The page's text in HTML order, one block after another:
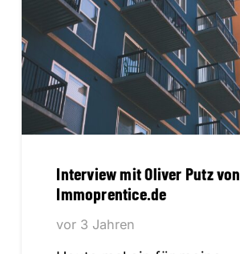
Interview mit Oliver Putz von
Immoprentice.de
vor 3 Jahren